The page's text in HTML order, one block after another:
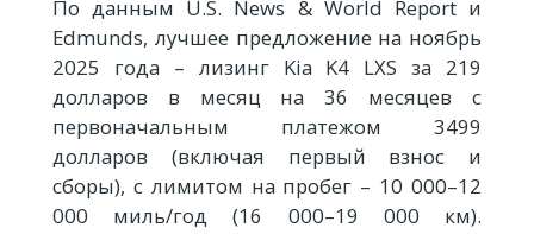
По данным U.S. News & World Report и
Edmunds, лучшее предложение на ноябрь
2025 года – лизинг Kia K4 LXS за 219
долларов в месяц на 36 месяцев с
первоначальным платежом 3499
долларов (включая первый взнос и
сборы), с лимитом на пробег – 10 000–12
000 миль/год (16 000–19 000 км).